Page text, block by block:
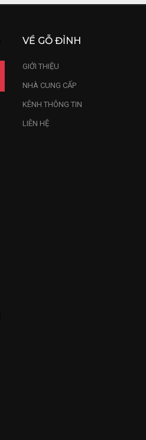
VỀ GỖ ĐỈNH
GIỚI THIỆU
NHÀ CUNG CẤP
KÊNH THÔNG TIN
LIÊN HỆ